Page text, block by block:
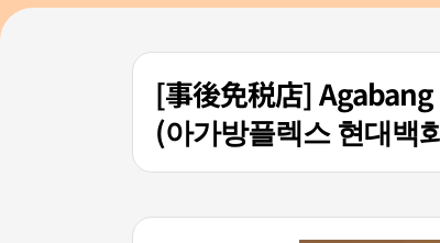
[事後免税店]
(아가방플렉스 현대백